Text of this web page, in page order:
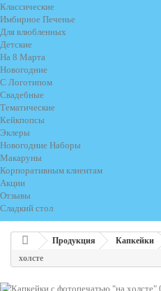
Классические
Имбирное Печенье
Для влюбленных
Детские
На 8 Марта
Новогодние
С Логотипом
Свадебные
Тематические
Кейкпопсы
Эклеры
Новогодние Наборы
Макаруны
Корпоративным клиентам
Акции
Отзывы
Сладкий стол
Продукция Капкейки
холсте